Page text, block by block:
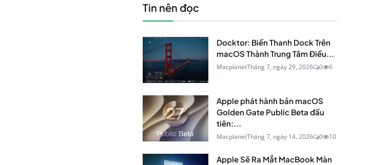
Tin nên đọc
Docktor: Biến Thanh Dock Trên
macOS Thành Trung Tâm Điều...
MacplanetTháng 7, ngày 29, 2026 0 6
Apple phát hành bản macOS
Golden Gate Public Beta đầu
tiên:...
MacplanetTháng 7, ngày 14, 2026 0 10
Apple Sẽ Ra Mắt MacBook Màn